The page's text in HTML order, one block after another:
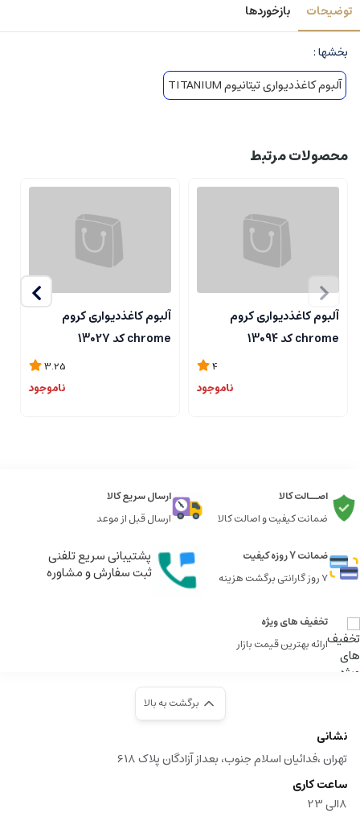
توضیحات بازخوردها
بخشها :
آلبوم کاغذدیواری تیتانیوم TITANIUM
محصولات مرتبط
آلبوم کاغذدیواری کروم
chrome کد 13094
4
ناموجود
آلبوم کاغذدیواری کروم
chrome کد 13027
3.25
ناموجود
اصــالت کالا
ضمانت کیفیت و اصالت کالا
ارسال سریع کالا
ارسال قبل از موعد
ضمانت 7 روزه کیفیت
7 روز گارانتی برگشت هزینه
پشتیبانی سریع تلفنی
ثبت سفارش و مشاوره
تخفیف های ویژه
ارائه بهترین قیمت بازار
برگشت به بالا
نشانی
تهران ،فدائیان اسلام جنوب، بعداز آزادگان پلاک 618
ساعت کاری
8الی 23